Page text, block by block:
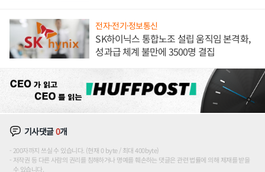
전자·전기·정보통신
SK하이닉스 통합노조 설립 움직임 본격화,
성과급 체계 불만에 3500명 결집
기사댓글0개
200자까지 쓰실 수 있습니다. (현재 0 byte / 최대 400byte)
저작권 등 다른 사람의 권리를 침해하거나 명예를 훼손하는 댓글은 관련 법률에 의해 제재를 받을
수 있습니다.